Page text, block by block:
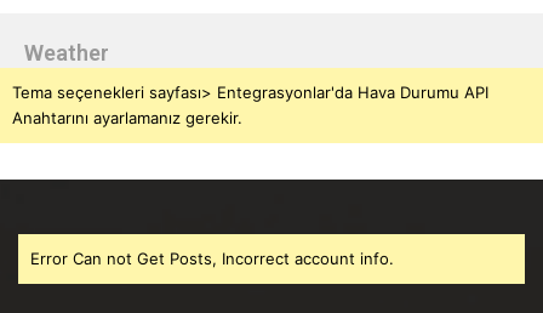
Weather
Tema seçenekleri sayfası> Entegrasyonlar'da Hava Durumu API
Anahtarını ayarlamanız gerekir.
Error Can not Get Posts, Incorrect account info.